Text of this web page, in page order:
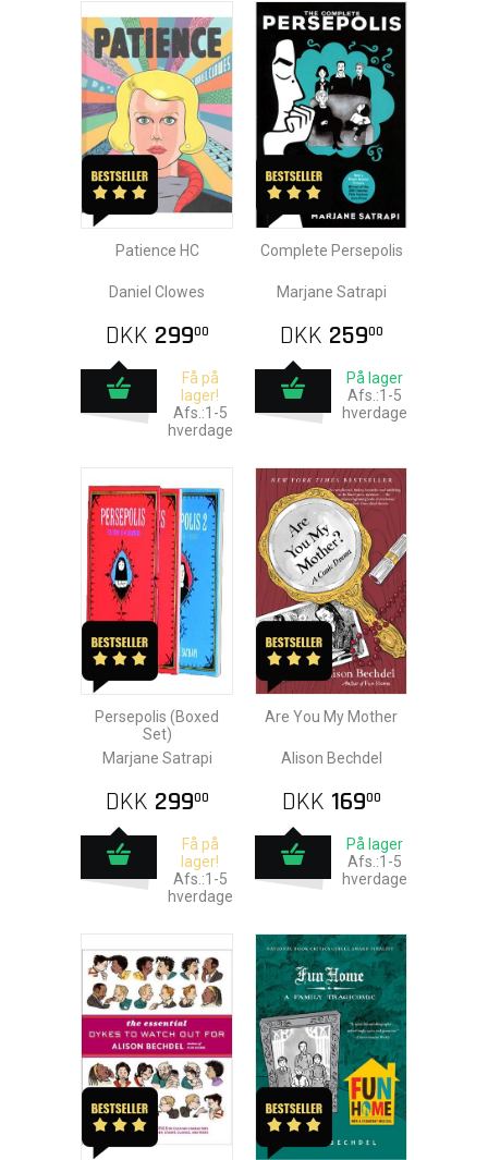
Patience HC
Daniel Clowes
DKK 29900
Få på
lager!
Afs.:1-5
hverdage
Complete Persepolis
Marjane Satrapi
DKK 25900
På lager
Afs.:1-5
hverdage
Persepolis (Boxed
Set)
Marjane Satrapi
DKK 29900
Få på
lager!
Afs.:1-5
hverdage
Are You My Mother
Alison Bechdel
DKK 16900
På lager
Afs.:1-5
hverdage